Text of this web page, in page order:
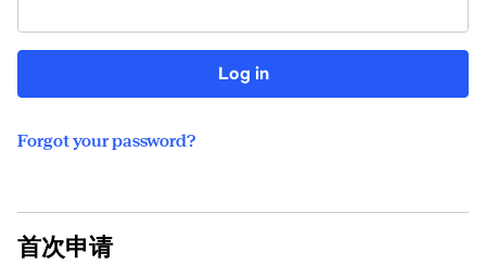
Log in
Forgot your password?
首次申请